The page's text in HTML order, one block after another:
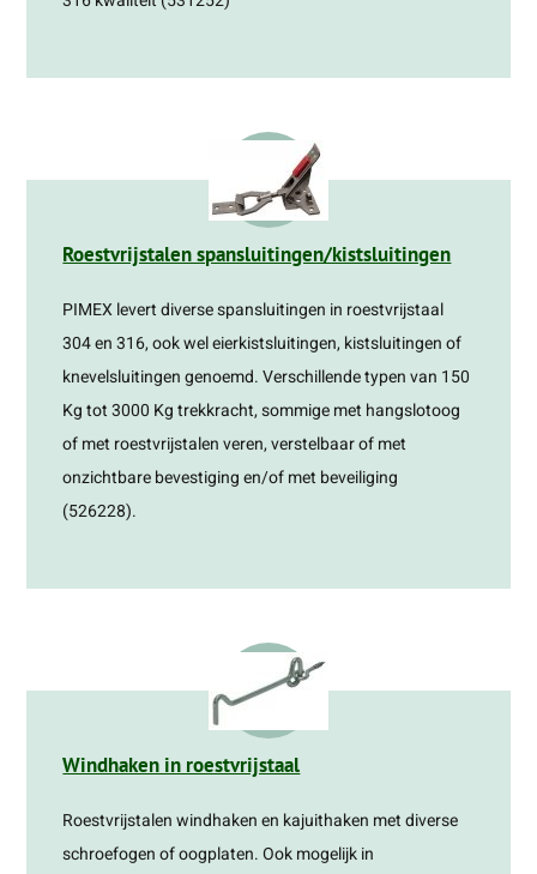
Roestvrijstalen spansluitingen/kistsluitingen
PIMEX levert diverse spansluitingen in roestvrijstaal
304 en 316, ook wel eierkistsluitingen, kistsluitingen of
knevelsluitingen genoemd. Verschillende typen van 150
Kg tot 3000 Kg trekkracht, sommige met hangslotoog
of met roestvrijstalen veren, verstelbaar of met
onzichtbare bevestiging en/of met beveiliging
(526228).
Windhaken in roestvrijstaal
Roestvrijstalen windhaken en kajuithaken met diverse
schroefogen of oogplaten. Ook mogelijk in